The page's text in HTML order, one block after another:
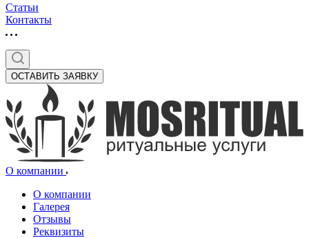
Статьи
Контакты
ОСТАВИТЬ ЗАЯВКУ
О компании
О компании
Галерея
Отзывы
Реквизиты